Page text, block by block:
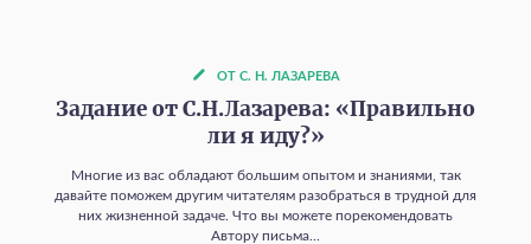
ОТ С. Н. ЛАЗАРЕВА
Задание от С.Н.Лазарева: «Правильно
ли я иду?»
Многие из вас обладают большим опытом и знаниями, так
давайте поможем другим читателям разобраться в трудной для
них жизненной задаче. Что вы можете порекомендовать
Автору письма...